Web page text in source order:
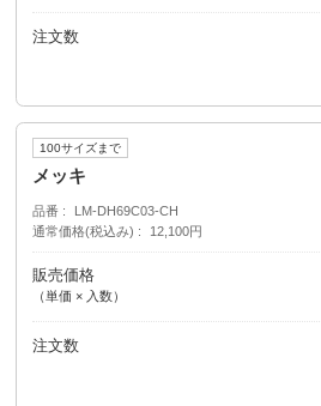
注文数
100サイズまで
メッキ
品番
LM-DH69C03-CH
通常価格(税込み)
12,100円
販売価格
（単価 × 入数）
注文数